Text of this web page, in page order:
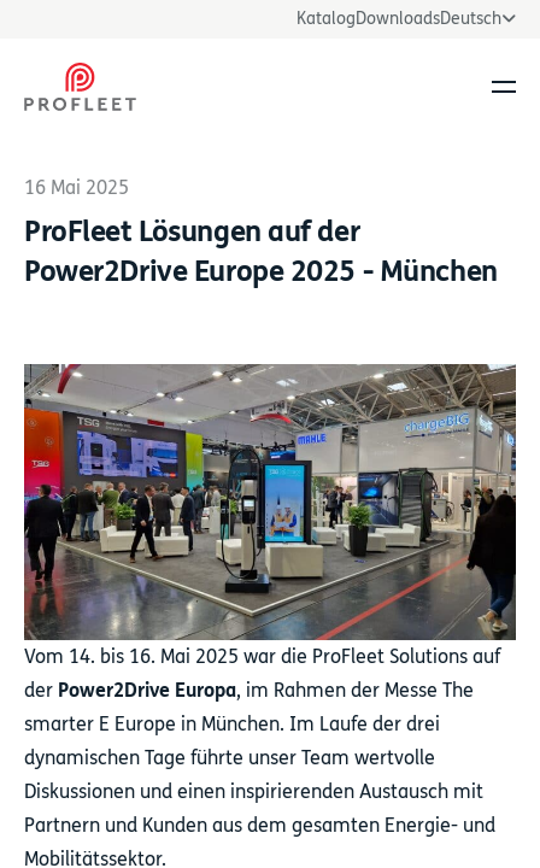
KatalogDownloadsDeutsch
16 Mai 2025
ProFleet Lösungen auf der
Power2Drive Europe 2025 - München
Vom 14. bis 16. Mai 2025 war die ProFleet Solutions auf
der Power2Drive Europa, im Rahmen der Messe The
smarter E Europe in München. Im Laufe der drei
dynamischen Tage führte unser Team wertvolle
Diskussionen und einen inspirierenden Austausch mit
Partnern und Kunden aus dem gesamten Energie- und
Mobilitätssektor.